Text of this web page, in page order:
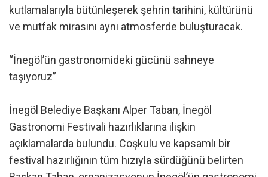
kutlamalarıyla bütünleşerek şehrin tarihini, kültürünü
ve mutfak mirasını aynı atmosferde buluşturacak.
“İnegöl’ün gastronomideki gücünü sahneye
taşıyoruz”
İnegöl Belediye Başkanı Alper Taban, İnegöl
Gastronomi Festivali hazırlıklarına ilişkin
açıklamalarda bulundu. Coşkulu ve kapsamlı bir
festival hazırlığının tüm hızıyla sürdüğünü belirten